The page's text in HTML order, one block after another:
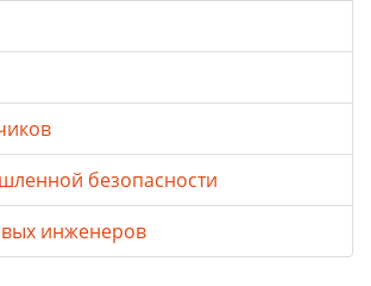
безопасности
инженеров